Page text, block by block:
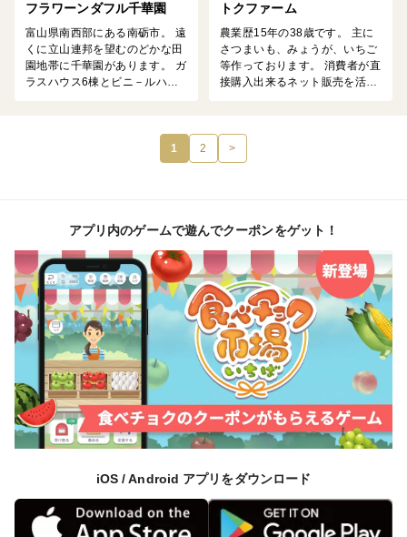
フラワーンダフル千華園
富山県南西部にある南砺市。 遠
くに立山連邦を望むのどかな田
園地帯に千華園があります。 ガ
ラスハウス6棟とビニ－ルハウ
ィブルフラワーを栽培していま
す。 全国のスターシェフにもご
愛用いただき、忙しくもあり、
トクファーム
農業歴15年の38歳です。 主に
さつまいも、みょうが、いちご
等作っております。 消費者が直
接購入出来るネット販売を活か
1 2 >
アプリ内のゲームで遊んでクーポンをゲット！
iOS / Android アプリをダウンロード